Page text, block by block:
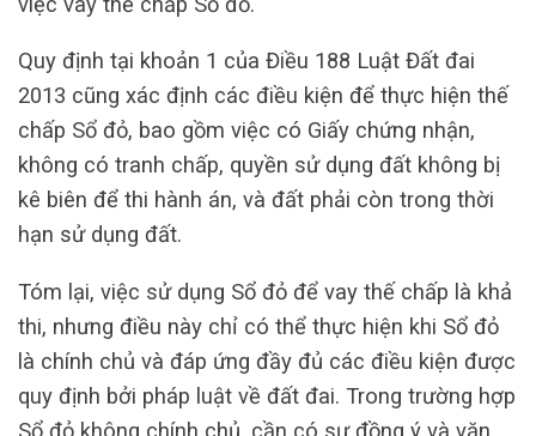
Quy định tại khoản 1 của Điều 188 Luật Đất đai
2013 cũng xác định các điều kiện để thực hiện thế
chấp Sổ đỏ, bao gồm việc có Giấy chứng nhận,
không có tranh chấp, quyền sử dụng đất không bị
kê biên để thi hành án, và đất phải còn trong thời
hạn sử dụng đất.
Tóm lại, việc sử dụng Sổ đỏ để vay thế chấp là khả
thi, nhưng điều này chỉ có thể thực hiện khi Sổ đỏ
là chính chủ và đáp ứng đầy đủ các điều kiện được
quy định bởi pháp luật về đất đai. Trong trường hợp
Sổ đỏ không chính chủ, cần có sự đồng ý và văn